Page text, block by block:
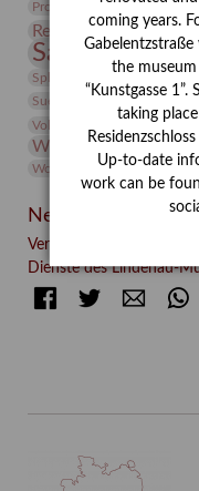
Provenienz
Restaurierung
Sammlung
Sphinx
studio
Suermondt-Ludwig-Museum
Volontariat
Walter Rheiner
Werkbetrachtung
Wolf und Hund
Neueste Beiträge
Verschenkt, verkauft,
Dienste des Lindenau-
FacebookTwitter E-mail
coming years.
the
“Kunstgasse
taking
Up-to-date
work can be